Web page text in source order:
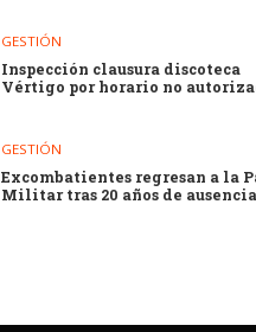
GESTIÓN
Inspección clausura discoteca
Vértigo por horario no
GESTIÓN
Excombatientes regresan a la
Militar tras 20 años de ausencia